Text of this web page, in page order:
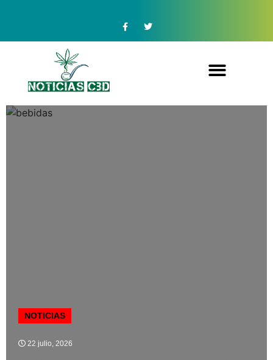
NOTICIAS
22 julio, 2026